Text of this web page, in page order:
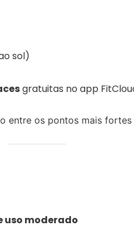
sol)
gratuitas no app
entre os pontos mais
uso moderado